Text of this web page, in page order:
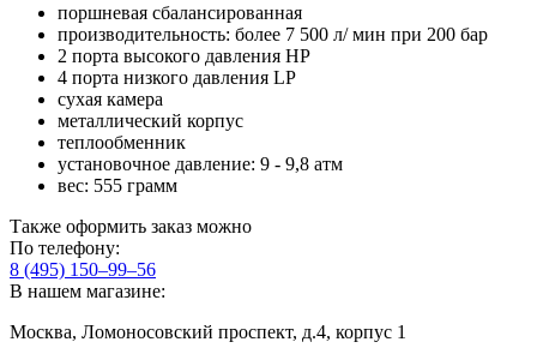
поршневая сбалансированная
производительность: более 7 500 л/ мин при 200 бар
2 порта высокого давления HP
4 порта низкого давления LP
сухая камера
металлический корпус
теплообменник
установочное давление: 9 - 9,8 атм
вес: 555 грамм
Также оформить заказ можно
По телефону:
8 (495) 150–99–56
В нашем магазине:
Москва, Ломоносовский проспект, д.4, корпус 1